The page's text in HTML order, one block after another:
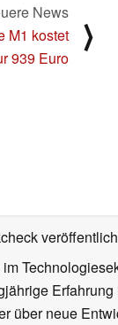
News
M1 kostet
939 Euro
⟩
über neue